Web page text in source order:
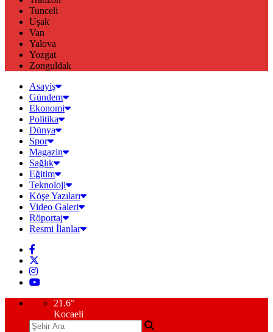
Tunceli
Uşak
Van
Yalova
Yozgat
Zonguldak
Asayiş
Gündem
Ekonomi
Politika
Dünya
Spor
Magazin
Sağlık
Eğitim
Teknoloji
Köşe Yazıları
Video Galeri
Röportaj
Resmi İlanlar
21.6°
Kocaeli